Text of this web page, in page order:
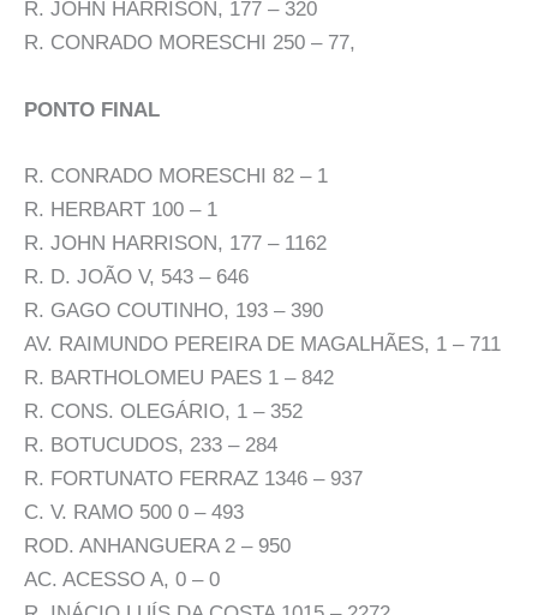
R. JOHN HARRISON, 177 – 320
R. CONRADO MORESCHI 250 – 77,
PONTO FINAL
R. CONRADO MORESCHI 82 – 1
R. HERBART 100 – 1
R. JOHN HARRISON, 177 – 1162
R. D. JOÃO V, 543 – 646
R. GAGO COUTINHO, 193 – 390
AV. RAIMUNDO PEREIRA DE MAGALHÃES, 1 – 711
R. BARTHOLOMEU PAES 1 – 842
R. CONS. OLEGÁRIO, 1 – 352
R. BOTUCUDOS, 233 – 284
R. FORTUNATO FERRAZ 1346 – 937
C. V. RAMO 500 0 – 493
ROD. ANHANGUERA 2 – 950
AC. ACESSO A, 0 – 0